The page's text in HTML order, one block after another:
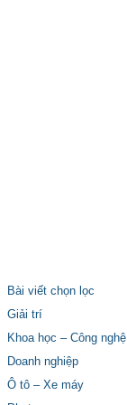
Bài viết chọn lọc
Giải trí
Khoa học – Công nghệ
Doanh nghiệp
Ô tô – Xe máy